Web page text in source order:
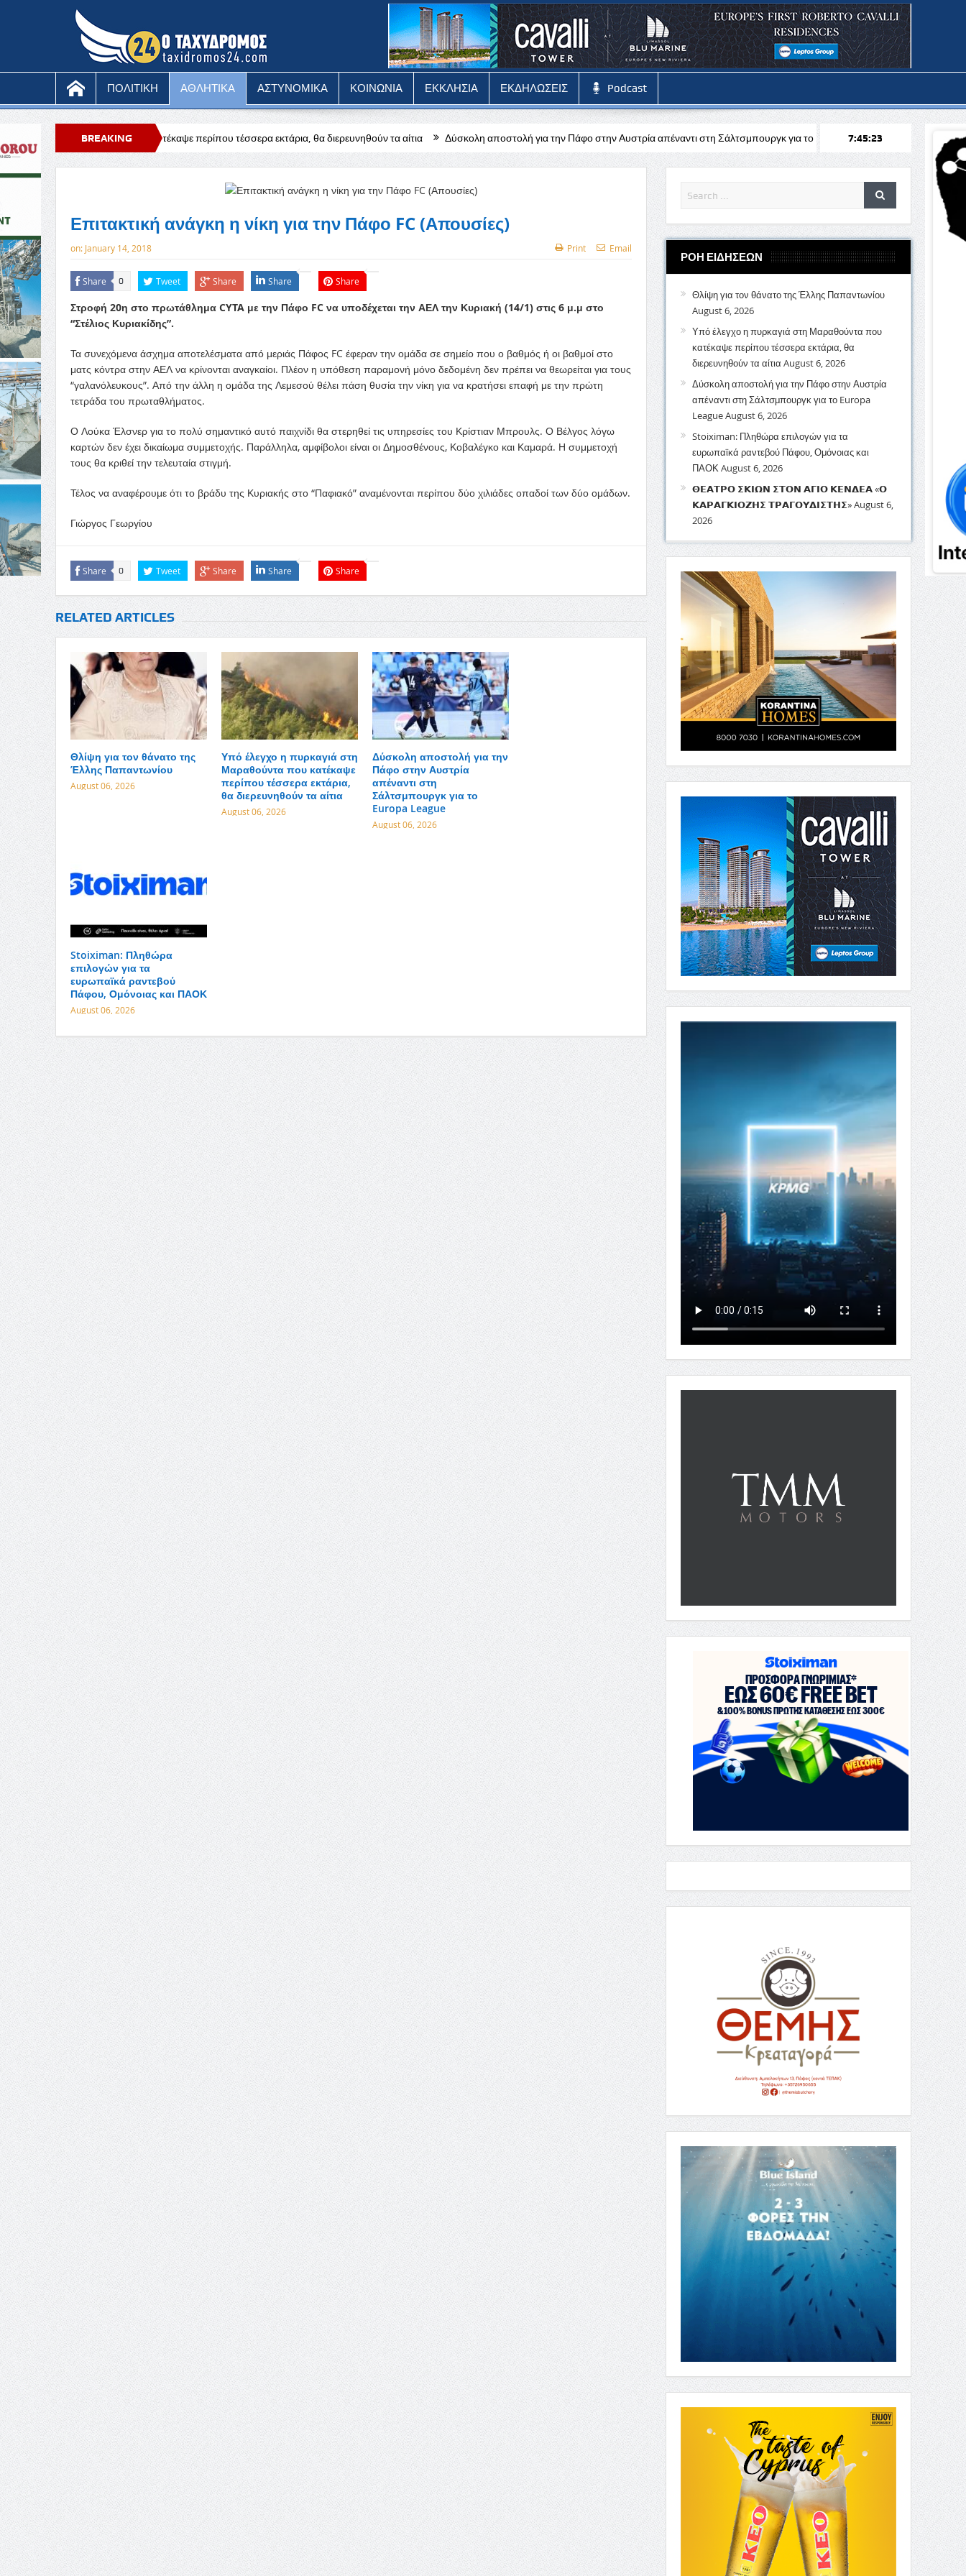
ΠΟΛΙΤΙΚΗ ΑΘΛΗΤΙΚΑ ΑΣΤΥΝΟΜΙΚΑ ΚΟΙΝΩΝΙΑ ΕΚΚΛΗΣΙΑ ΕΚΔΗΛΩΣΕΙΣ Podcast
BREAKING
NEWS
που κατέκαψε περίπου τέσσερα εκτάρια, θα διερευνηθούν τα αίτια Δύσκολη αποστολή για την Πάφο στην Αυστρία απέναντι στη Σάλτσμπουργκ για το Europa League Stoiximan: Πληθώρα επιλογών
7:45:25
Επιτακτική ανάγκη η νίκη για την Πάφο FC (Απουσίες)
on: January 14, 2018 Print Email
Share 0 Tweet Share Share Share
Στροφή 20η στο πρωτάθλημα CYTA με την Πάφο FC να υποδέχεται την ΑΕΛ την Κυριακή (14/1) στις 6 μ.μ στο
“Στέλιος Κυριακίδης”.
Τα συνεχόμενα άσχημα αποτελέσματα από μεριάς Πάφος FC έφεραν την ομάδα σε σημείο που ο βαθμός ή οι βαθμοί στο
ματς κόντρα στην ΑΕΛ να κρίνονται αναγκαίοι. Πλέον η υπόθεση παραμονή μόνο δεδομένη δεν πρέπει να θεωρείται για τους
“γαλανόλευκους”. Από την άλλη η ομάδα της Λεμεσού θέλει πάση θυσία την νίκη για να κρατήσει επαφή με την πρώτη
τετράδα του πρωταθλήματος.
Ο Λούκα Έλσνερ για το πολύ σημαντικό αυτό παιχνίδι θα στερηθεί τις υπηρεσίες του Κρίστιαν Μπρουλς. Ο Βέλγος λόγω
καρτών δεν έχει δικαίωμα συμμετοχής. Παράλληλα, αμφίβολοι είναι οι Δημοσθένους, Κοβαλέγκο και Καμαρά. Η συμμετοχή
τους θα κριθεί την τελευταία στιγμή.
Τέλος να αναφέρουμε ότι το βράδυ της Κυριακής στο “Παφιακό” αναμένονται περίπου δύο χιλιάδες οπαδοί των δύο ομάδων.
Γιώργος Γεωργίου
Share 0 Tweet Share Share Share
RELATED ARTICLES
Θλίψη για τον θάνατο της
Έλλης Παπαντωνίου
August 06, 2026
Υπό έλεγχο η πυρκαγιά στη
Μαραθούντα που κατέκαψε
περίπου τέσσερα εκτάρια,
θα διερευνηθούν τα αίτια
August 06, 2026
Δύσκολη αποστολή για την
Πάφο στην Αυστρία
απέναντι στη
Σάλτσμπουργκ για το
Europa League
August 06, 2026
Stoiximan: Πληθώρα
επιλογών για τα
ευρωπαϊκά ραντεβού
Πάφου, Ομόνοιας και ΠΑΟΚ
August 06, 2026
ΡΟΗ ΕΙΔΗΣΕΩΝ
Θλίψη για τον θάνατο της Έλλης Παπαντωνίου
August 6, 2026
Υπό έλεγχο η πυρκαγιά στη Μαραθούντα που
κατέκαψε περίπου τέσσερα εκτάρια, θα
διερευνηθούν τα αίτια August 6, 2026
Δύσκολη αποστολή για την Πάφο στην Αυστρία
απέναντι στη Σάλτσμπουργκ για το Europa
LeagueAugust 6, 2026
Stoiximan: Πληθώρα επιλογών για τα
ευρωπαϊκά ραντεβού Πάφου, Ομόνοιας και
ΠΑΟΚAugust 6, 2026
𝝝𝝚𝝖𝝩𝝦𝝤 𝝨𝝟𝝞𝝮𝝢 𝝨𝝩𝝤𝝢 𝝖𝝘𝝞𝝤 𝝟𝝚𝝢𝝙𝝚𝝖 «𝝤
𝝟𝝖𝝦𝝖𝝘𝝟𝝞𝝤𝝛𝝜𝝨 𝝩𝝦𝝖𝝘𝝤𝝪𝝙𝝞𝝨𝝩𝝜𝝨»August 6,
2026